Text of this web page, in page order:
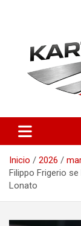
Karting
Karting
Toda la
del CEK, FIA
técnicas.
Inicio
2026
Filippo Frigerio
Lonato